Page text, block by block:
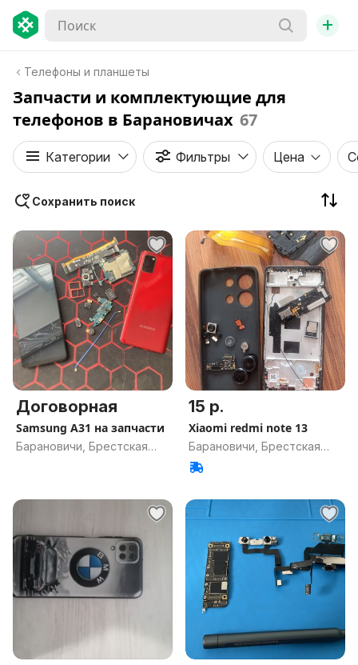
+
Телефоны и планшеты
Запчасти и комплектующие для
телефонов в Барановичах 67
Категории Фильтры Цена
Сохранить поиск
Договорная
Samsung A31 на запчасти
Барановичи, Брестская
15 р.
Xiaomi redmi note 13
Барановичи, Брестская
обл.